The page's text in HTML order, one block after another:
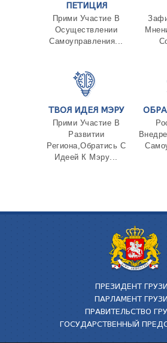
ПЕТИЦИЯ
Прими Участие В
Осуществлении
Самоуправления...
ТВОЯ ИДЕЯ МЭРУ
Прими Участие В
Развитии
Региона,Обратись С
Идеей К Мэру...
ПРЕЗИДЕНТ
ПАРЛАМЕНТ
ПРАВИТЕЛЬСТВО
ГОСУДАРСТВЕННЫЙ